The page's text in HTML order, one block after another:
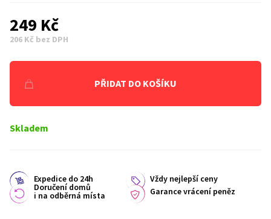
249 Kč
206 Kč bez DPH
PŘIDAT DO KOŠÍKU
Skladem
Expedice do 24h Vždy nejlepší ceny
Doručení domů
i na odběrná místa Garance vrácení peněz